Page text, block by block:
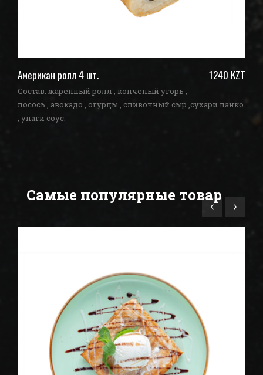
Американ ролл 4 шт. 1240 KZT
Состав: жаренный ролл , копченый угорь ,
лосось , авокадо , огурцы , сливочный сыр ,сухари панко
, унаги соус.
Самые популярные товар